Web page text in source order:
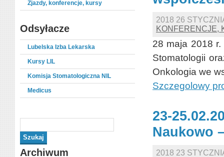
Zjazdy, konferencje, kursy
Odsyłacze
Lubelska Izba Lekarska
Kursy LIL
Komisja Stomatologiczna NIL
Medicus
Archiwum
2018 26
KONFERENCJE,
28 maja 2018
Stomatologii
Onkologia we
Szczegolowy
23-
Naukowo
2018 23